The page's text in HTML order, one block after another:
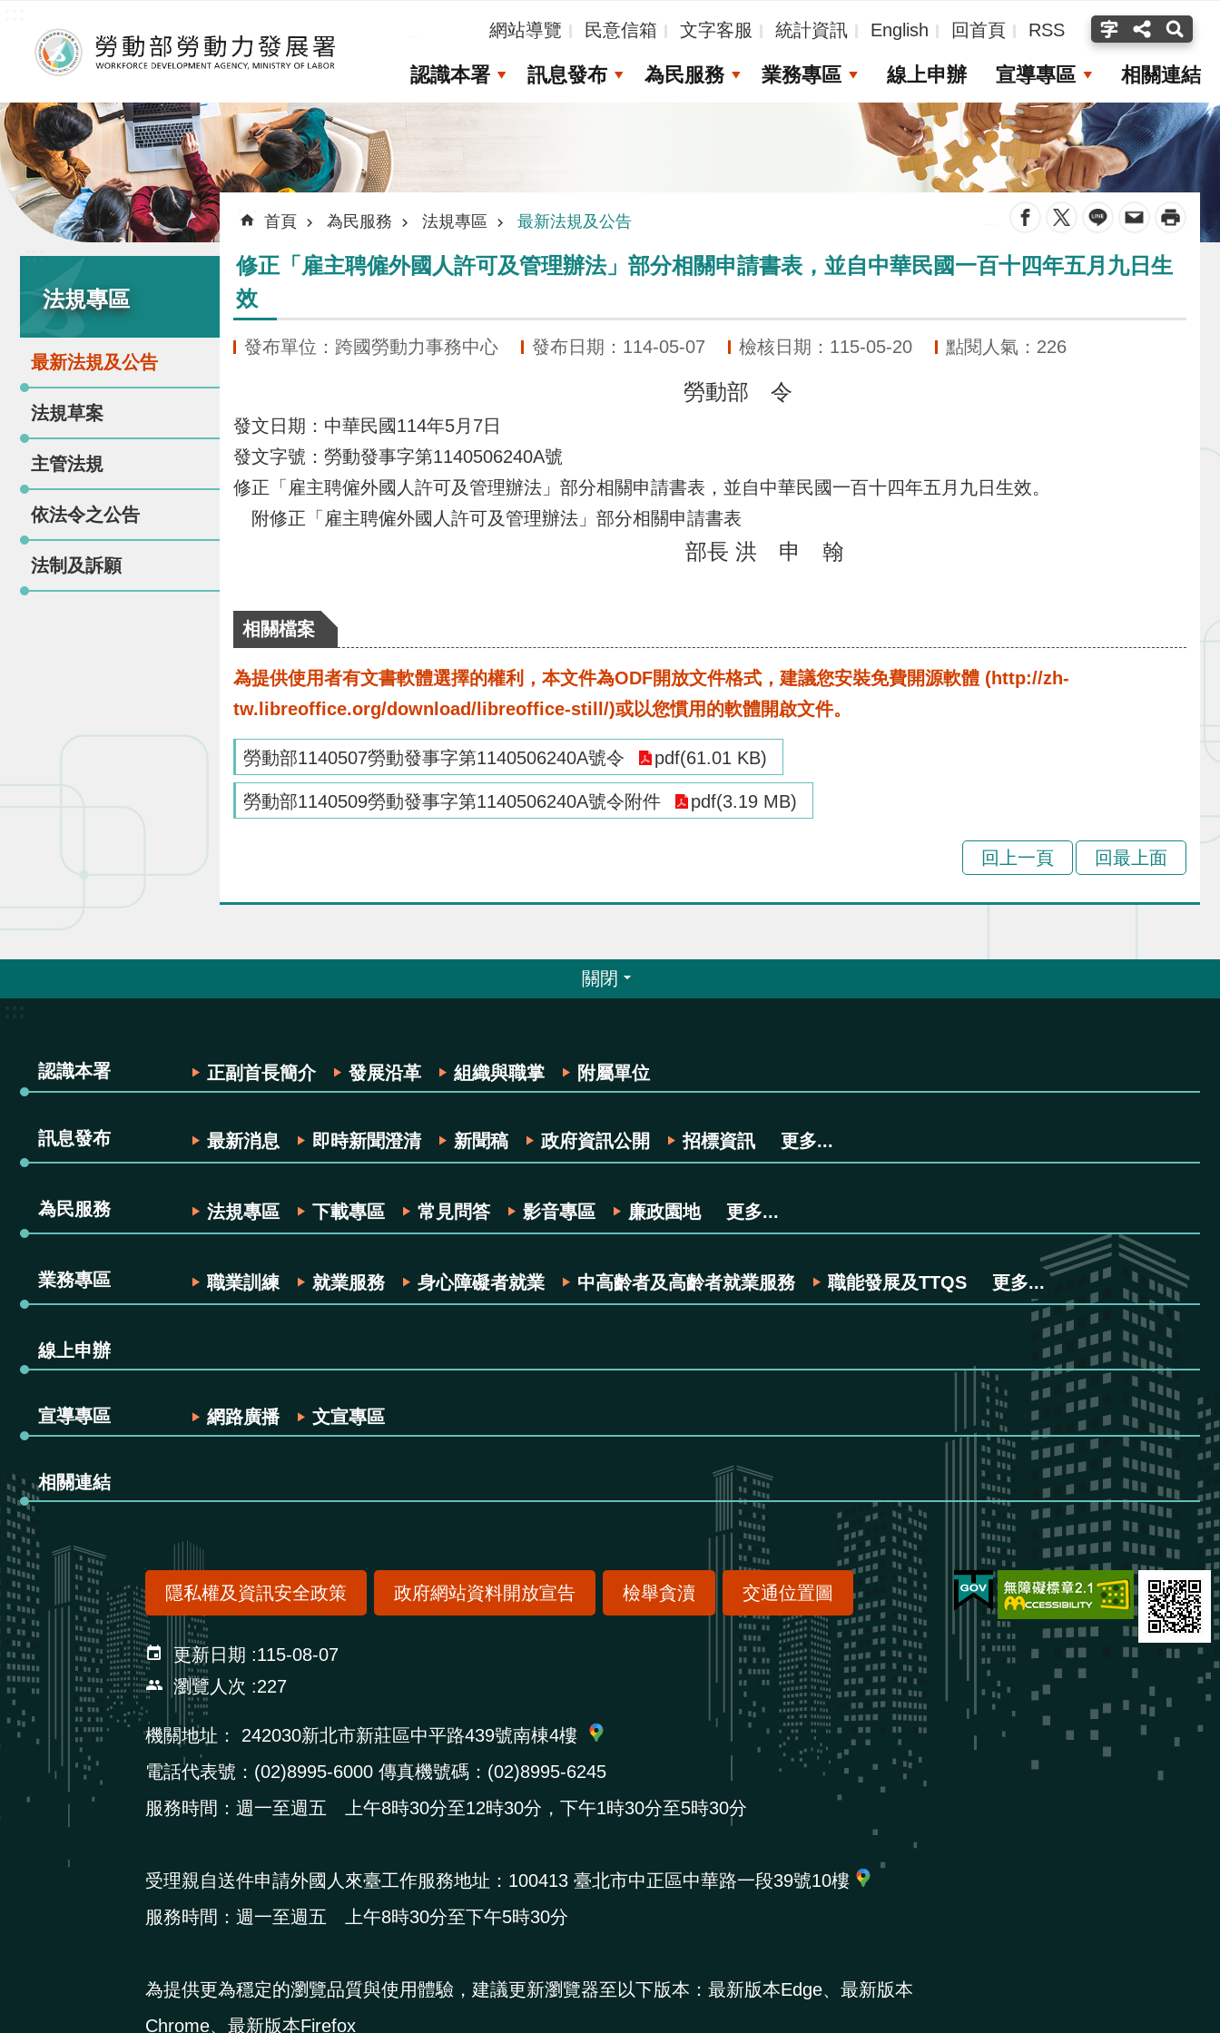
網站導覽 民意信箱 文字客服 統計資訊 English 回首頁 RSS
認識本署 訊息發布 為民服務 業務專區 線上申辦 宣導專區 相關連結
:::
法規專區
最新法規及公告
法規草案
主管法規
依法令之公告
法制及訴願
::: 首頁 為民服務 法規專區 最新法規及公告
修正「雇主聘僱外國人許可及管理辦法」部分相關申請書表，並自中華民國一百十四年五月九日生
效
發布單位：跨國勞動力事務中心 發布日期：114-05-07 檢核日期：115-05-20 點閱人氣：226
勞動部 令
發文日期：中華民國114年5月7日
發文字號：勞動發事字第1140506240A號
修正「雇主聘僱外國人許可及管理辦法」部分相關申請書表，並自中華民國一百十四年五月九日生效。
附修正「雇主聘僱外國人許可及管理辦法」部分相關申請書表
部長 洪 申 翰
相關檔案
為提供使用者有文書軟體選擇的權利，本文件為ODF開放文件格式，建議您安裝免費開源軟體 (http://zh-
tw.libreoffice.org/download/libreoffice-still/)或以您慣用的軟體開啟文件。
勞動部1140507勞動發事字第1140506240A號令 pdf(61.01 KB)
勞動部1140509勞動發事字第1140506240A號令附件 pdf(3.19 MB)
回上一頁 回最上面
關閉
認識本署 正副首長簡介 發展沿革 組織與職掌 附屬單位
訊息發布 最新消息 即時新聞澄清 新聞稿 政府資訊公開 招標資訊 更多...
為民服務 法規專區 下載專區 常見問答 影音專區 廉政園地 更多...
業務專區 職業訓練 就業服務 身心障礙者就業 中高齡者及高齡者就業服務 職能發展及TTQS 更多...
線上申辦
宣導專區 網路廣播 文宣專區
相關連結
隱私權及資訊安全政策 政府網站資料開放宣告 檢舉貪瀆 交通位置圖
更新日期
115-08-07
瀏覽人次
227
機關地址：
242030新北市新莊區中平路439號南棟4樓
電話代表號：(02)8995-6000 傳真機號碼：(02)8995-6245
服務時間：週一至週五 上午8時30分至12時30分，下午1時30分至5時30分
受理親自送件申請外國人來臺工作服務地址： 100413 臺北市中正區中華路一段39號10樓
服務時間：週一至週五 上午8時30分至下午5時30分
為提供更為穩定的瀏覽品質與使用體驗，建議更新瀏覽器至以下版本：最新版本Edge、最新版本
Chrome、最新版本Firefox